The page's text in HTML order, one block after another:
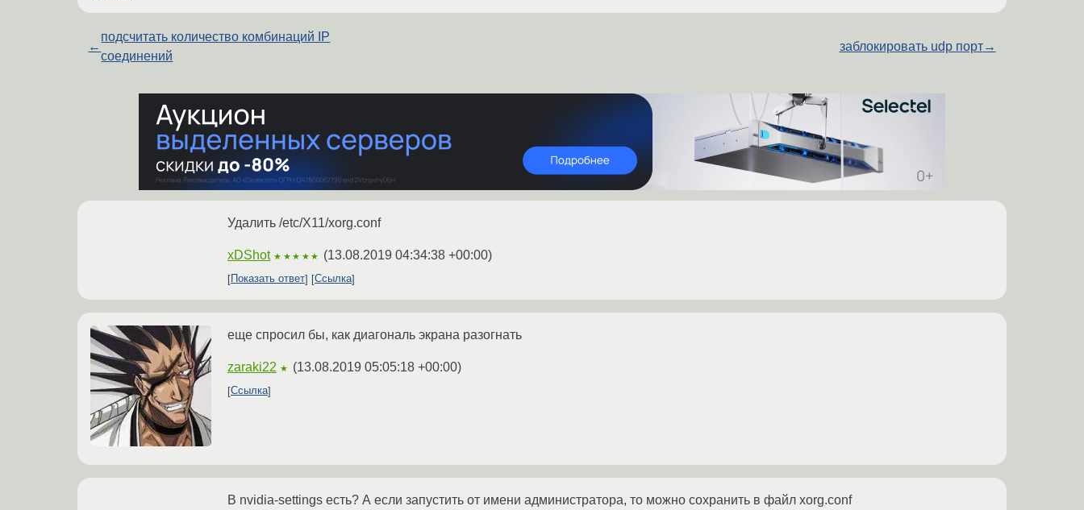
←
подсчитать количество комбинаций IP
соединений
заблокировать udp порт→
Удалить /etc/X11/xorg.conf
xDShot ★★★★★ (13.08.2019 04:34:38 +00:00)
Показать ответ Ссылка
еще спросил бы, как диагональ экрана разогнать
zaraki22 ★ (13.08.2019 05:05:18 +00:00)
Ссылка
В nvidia-settings есть? А если запустить от имени администратора, то можно сохранить в файл xorg.conf